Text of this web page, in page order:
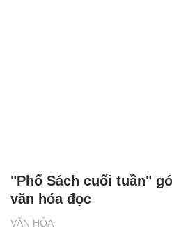
VĂN HÓA
"Phố Sách cuối tuần"
văn hóa đọc